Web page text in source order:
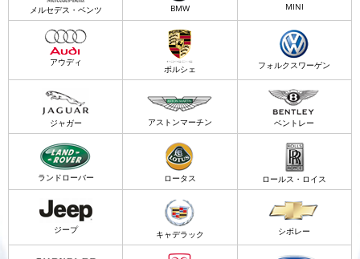
メルセデス・ベンツ BMW MINI
アウディ
ポルシェ フォルクスワーゲン
ジャガー アストンマーチン ベントレー
ランドローバー ロータス ロールス・ロイス
ジープ キャデラック シボレー